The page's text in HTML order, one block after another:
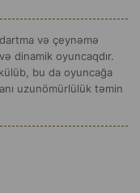
və çeynəmə
dinamik oyuncaqdır.
bu da oyuncağa
uzunömürlülük təmin